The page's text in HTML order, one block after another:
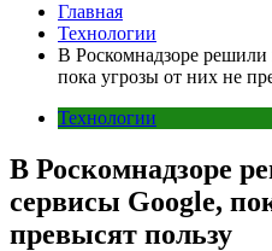
Главная
Технологии
В Роскомнадзоре решили
пока угрозы от них не
Технологии
В Роскомнадзоре
сервисы Google,
превысят пользу